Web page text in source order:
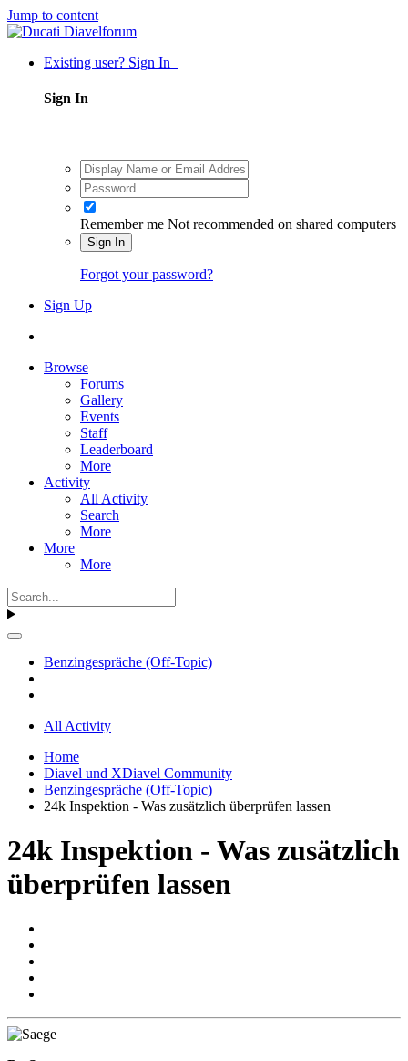
Jump to content
Existing user? Sign In
Sign In
Remember me Not recommended on shared computers
Sign In
Forgot your password?
Sign Up
Browse
Forums
Gallery
Events
Staff
Leaderboard
More
Activity
All Activity
Search
More
More
More
Benzingespräche (Off-Topic)
All Activity
Home
Diavel und XDiavel Community
Benzingespräche (Off-Topic)
24k Inspektion - Was zusätzlich überprüfen lassen
24k Inspektion - Was zusätzlich
überprüfen lassen